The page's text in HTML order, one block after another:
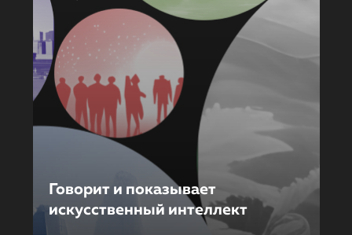
Говорит и показывает
искусственный интеллект